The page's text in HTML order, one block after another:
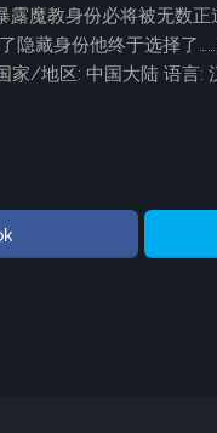
露魔教身份必将被无数
隐藏身份他终于选择了
家/地区: 中国大陆 语言: